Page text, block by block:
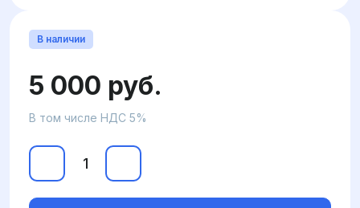
В наличии
5 000 руб.
В том числе НДС 5%